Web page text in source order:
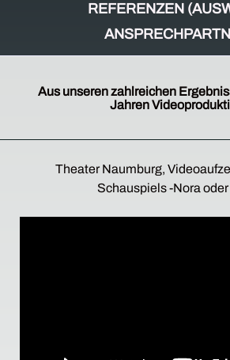
REFERENZEN
Aus unseren zahlreichen
Jahren
Theater Naumburg,
Schauspiels -Nora oder